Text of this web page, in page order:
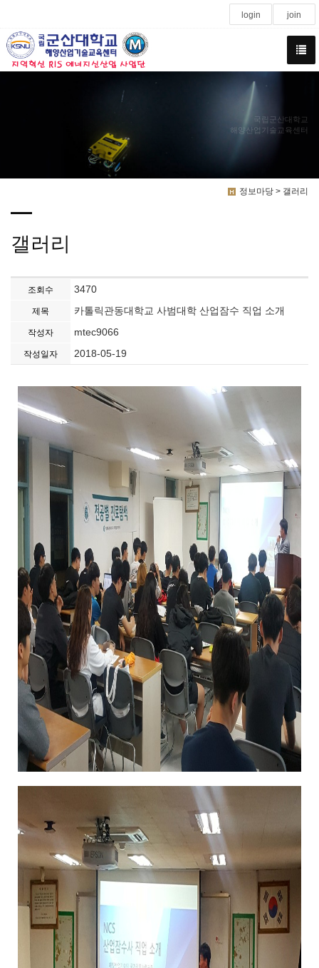
login join
국립군산대학교
해양산업기술교육센터
정보마당 > 갤러리
갤러리
조회수 3470
제목 카톨릭관동대학교 사범대학 산업잠수 직업 소개
작성자 mtec9066
작성일자 2018-05-19